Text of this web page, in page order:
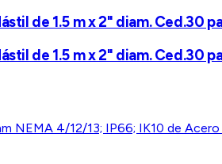
de 1.5 m x 2" diam. Ced.30
de 1.5 m x 2" diam. Ced.30